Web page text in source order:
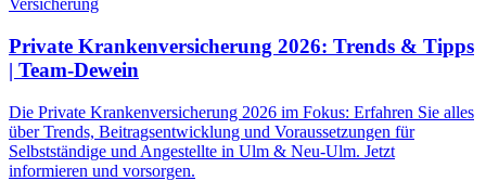
Versicherung
Private Krankenversicherung 2026: Trends & Tipps
| Team-Dewein
Die Private Krankenversicherung 2026 im Fokus: Erfahren Sie alles
über Trends, Beitragsentwicklung und Voraussetzungen für
Selbstständige und Angestellte in Ulm & Neu-Ulm. Jetzt
informieren und vorsorgen.